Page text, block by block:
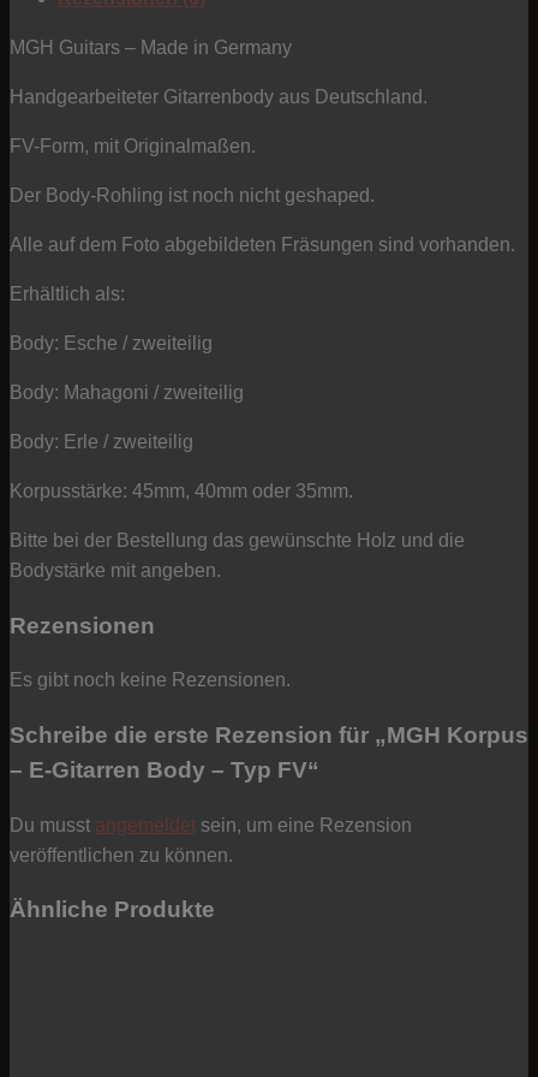
Typ
Menge
MGH Guitars – Made in Germany
Handgearbeiteter Gitarrenbody aus Deutschland.
FV-Form, mit Originalmaßen.
Der Body-Rohling ist noch nicht geshaped.
Alle auf dem Foto abgebildeten Fräsungen sind vorhanden.
Erhältlich als:
Body: Esche / zweiteilig
Body: Mahagoni / zweiteilig
Body: Erle / zweiteilig
Korpusstärke: 45mm, 40mm oder 35mm.
Bitte bei der Bestellung das gewünschte Holz und die
Bodystärke mit angeben.
Rezensionen
Es gibt noch keine Rezensionen.
Schreibe die erste Rezension für „MGH Korpus
– E-Gitarren Body – Typ FV“
Du musst angemeldet sein, um eine Rezension
veröffentlichen zu können.
Ähnliche Produkte